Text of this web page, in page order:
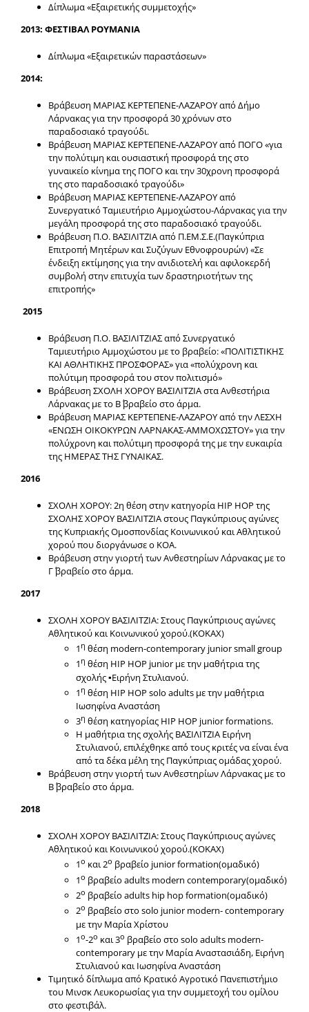
Δίπλωμα «Εξαιρετικής συμμετοχής»
2013: ΦΕΣΤΙΒΑΛ ΡΟΥΜΑΝΙΑ
Δίπλωμα «Εξαιρετικών παραστάσεων»
2014:
Βράβευση ΜΑΡΙΑΣ ΚΕΡΤΕΠΕΝΕ-ΛΑΖΑΡΟΥ από Δήμο
Λάρνακας για την προσφορά 30 χρόνων στο
παραδοσιακό τραγούδι.
Βράβευση ΜΑΡΙΑΣ ΚΕΡΤΕΠΕΝΕ-ΛΑΖΑΡΟΥ από ΠΟΓΟ «για
την πολύτιμη και ουσιαστική προσφορά της στο
γυναικείο κίνημα της ΠΟΓΟ και την 30χρονη προσφορά
της στο παραδοσιακό τραγούδι»
Βράβευση ΜΑΡΙΑΣ ΚΕΡΤΕΠΕΝΕ-ΛΑΖΑΡΟΥ από
Συνεργατικό Ταμιευτήριο Αμμοχώστου-Λάρνακας για την
μεγάλη προσφορά της στο παραδοσιακό τραγούδι.
Βράβευση Π.Ο. ΒΑΣΙΛΙΤΖΙΑ από Π.ΕΜ.Σ.Ε.(Παγκύπρια
Επιτροπή Μητέρων και Συζύγων Εθνοφρουρών) «Σε
ένδειξη εκτίμησης για την ανιδιοτελή και αφιλοκερδή
συμβολή στην επιτυχία των δραστηριοτήτων της
επιτροπής»
2015
Βράβευση Π.Ο. ΒΑΣΙΛΙΤΖΙΑΣ από Συνεργατικό
Ταμιευτήριο Αμμοχώστου με το βραβείο: «ΠΟΛΙΤΙΣΤΙΚΗΣ
ΚΑΙ ΑΘΛΗΤΙΚΗΣ ΠΡΟΣΦΟΡΑΣ» για «πολύχρονη και
πολύτιμη προσφορά του στον πολιτισμό»
Βράβευση ΣΧΟΛΗ ΧΟΡΟΥ ΒΑΣΙΛΙΤΖΙΑ στα Ανθεστήρια
Λάρνακας με το Β΄ βραβείο στο άρμα.
Βράβευση ΜΑΡΙΑΣ ΚΕΡΤΕΠΕΝΕ-ΛΑΖΑΡΟΥ από την ΛΕΣΧΗ
«ΕΝΩΣΗ ΟΙΚΟΚΥΡΩΝ ΛΑΡΝΑΚΑΣ-ΑΜΜΟΧΩΣΤΟΥ» για την
πολύχρονη και πολύτιμη προσφορά της με την ευκαιρία
της ΗΜΕΡΑΣ ΤΗΣ ΓΥΝΑΙΚΑΣ.
2016
ΣΧΟΛΗ ΧΟΡΟΥ: 2η θέση στην κατηγορία HIP HOP της
ΣΧΟΛΗΣ ΧΟΡΟΥ ΒΑΣΙΛΙΤΖΙΑ στους Παγκύπριους αγώνες
της Κυπριακής Ομοσπονδίας Κοινωνικού και Αθλητικού
χορού που διοργάνωσε ο ΚΟΑ.
Βράβευση στην γιορτή των Ανθεστηρίων Λάρνακας με το
Γ΄ βραβείο στο άρμα.
2017
ΣΧΟΛΗ ΧΟΡΟΥ ΒΑΣΙΛΙΤΖΙΑ: Στους Παγκύπριους αγώνες
Αθλητικού και Κοινωνικού χορού.(ΚΟΚΑΧ)
1 η θέση modern-contemporary junior small group
1 η θέση HIP HOP junior με την μαθήτρια της
σχολής ▪Ειρήνη Στυλιανού.
1 η θέση HIP HOP solo adults με την μαθήτρια
Ιωσηφίνα Αναστάση
3η θέση κατηγορίας HIP HOP junior formations.
Η μαθήτρια της σχολής ΒΑΣΙΛΙΤΖΙΑ Ειρήνη
Στυλιανού, επιλέχθηκε από τους κριτές να είναι ένα
από τα δέκα μέλη της Παγκύπριας ομάδας χορού.
Βράβευση στην γιορτή των Ανθεστηρίων Λάρνακας με το
Β΄ βραβείο στο άρμα.
2018
ΣΧΟΛΗ ΧΟΡΟΥ ΒΑΣΙΛΙΤΖΙΑ: Στους Παγκύπριους αγώνες
Αθλητικού και Κοινωνικού χορού.(ΚΟΚΑΧ)
1ο και 2ο βραβείο junior formation(ομαδικό)
1ο βραβείο adults modern contemporary(ομαδικό)
2ο βραβείο adults hip hop formation(ομαδικό)
2ο βραβείο στο solo junior modern- contemporary
με την Μαρία Χρίστου
1ο-2ο και 3ο βραβείο στο solo adults modern-
contemporary με την Μαρία Αναστασιάδη, Ειρήνη
Στυλιανού και Ιωσηφίνα Αναστάση
Τιμητικό δίπλωμα από Κρατικό Αγροτικό Πανεπιστήμιο
του Μινσκ Λευκορωσίας για την συμμετοχή του ομίλου
στο φεστιβάλ.